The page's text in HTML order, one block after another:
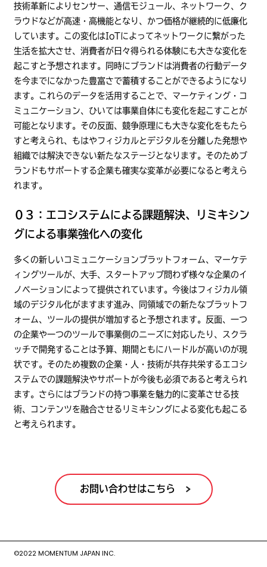
技術革新によりセンサー、通信モジュール、ネットワーク、ク
ラウドなどが高速・高機能となり、かつ価格が継続的に低廉化
しています。この変化はIoTによってネットワークに繋がった
生活を拡大させ、消費者が日々得られる体験にも大きな変化を
起こすと予想されます。同時にブランドは消費者の行動データ
を今までになかった豊富さで蓄積することができるようになり
ます。これらのデータを活用することで、マーケティング・コ
ミュニケーション、ひいては事業自体にも変化を起こすことが
可能となります。その反面、競争原理にも大きな変化をもたら
すと考えられ、もはやフィジカルとデジタルを分離した発想や
組織では解決できない新たなステージとなります。そのためブ
ランドもサポートする企業も確実な変革が必要になると考えら
れます。
０３：エコシステムによる課題解決、リミキシン
グによる事業強化への変化
多くの新しいコミュニケーションプラットフォーム、マーケテ
ィングツールが、大手、スタートアップ問わず様々な企業のイ
ノベーションによって提供されています。今後はフィジカル領
域のデジタル化がますます進み、同領域での新たなプラットフ
ォーム、ツールの提供が増加すると予想されます。反面、一つ
の企業や一つのツールで事業側のニーズに対応したり、スクラ
ッチで開発することは予算、期間ともにハードルが高いのが現
状です。そのため複数の企業・人・技術が共存共栄するエコシ
ステムでの課題解決やサポートが今後も必須であると考えられ
ます。さらにはブランドの持つ事業を魅力的に変革させる技
術、コンテンツを融合させるリミキシングによる変化も起こる
と考えられます。
お問い合わせはこちら
©2022 MOMENTUM JAPAN INC.